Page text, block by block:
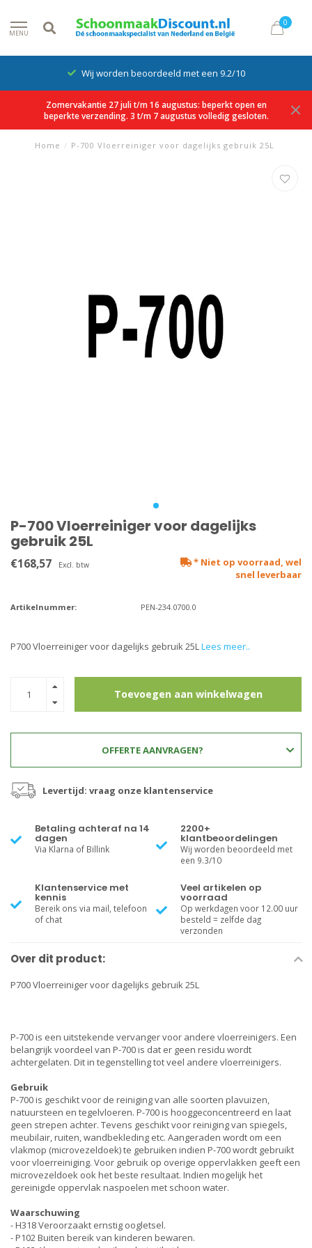
MENU
0
Wij worden beoordeeld met een 9.2/10
Zomervakantie 27 juli t/m 16 augustus: beperkt open en
beperkte verzending. 3 t/m 7 augustus volledig gesloten.
Home / P-700 Vloerreiniger voor dagelijks gebruik 25L
P-700 Vloerreiniger voor dagelijks
gebruik 25L
€168,57 Excl. btw
* Niet op voorraad, wel
snel leverbaar
Artikelnummer: PEN-234.0700.0
P700 Vloerreiniger voor dagelijks gebruik 25LLees meer..
Toevoegen aan winkelwagen
OFFERTE AANVRAGEN?
Levertijd: vraag onze klantenservice
Betaling achteraf na 14
dagen
Via Klarna of Billink
2200+
klantbeoordelingen
Wij worden beoordeeld met
een 9.3/10
Klantenservice met
kennis
Bereik ons via mail, telefoon
of chat
Veel artikelen op
voorraad
Op werkdagen voor 12.00 uur
besteld = zelfde dag
verzonden
Over dit product:
P700 Vloerreiniger voor dagelijks gebruik 25L
P-700 is een uitstekende vervanger voor andere vloerreinigers. Een
belangrijk voordeel van P-700 is dat er geen residu wordt
achtergelaten. Dit in tegenstelling tot veel andere vloerreinigers.
Gebruik
P-700 is geschikt voor de reiniging van alle soorten plavuizen,
natuursteen en tegelvloeren. P-700 is hooggeconcentreerd en laat
geen strepen achter. Tevens geschikt voor reiniging van spiegels,
meubilair, ruiten, wandbekleding etc. Aangeraden wordt om een
vlakmop (microvezeldoek) te gebruiken indien P-700 wordt gebruikt
voor vloerreiniging. Voor gebruik op overige oppervlakken geeft een
microvezeldoek ook het beste resultaat. Indien mogelijk het
gereinigde oppervlak naspoelen met schoon water.
Waarschuwing
- H318 Veroorzaakt ernstig oogletsel.
- P102 Buiten bereik van kinderen bewaren.